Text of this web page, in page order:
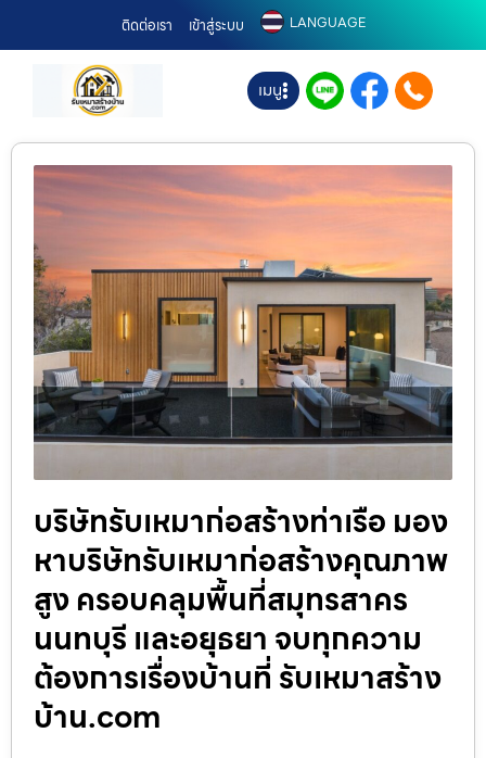
ติดต่อเรา เข้าสู่ระบบ LANGUAGE
เมนู
บริษัทรับเหมาก่อสร้างท่าเรือ มอง
หาบริษัทรับเหมาก่อสร้างคุณภาพ
สูง ครอบคลุมพื้นที่สมุทรสาคร
นนทบุรี และอยุธยา จบทุกความ
ต้องการเรื่องบ้านที่ รับเหมาสร้าง
บ้าน.com